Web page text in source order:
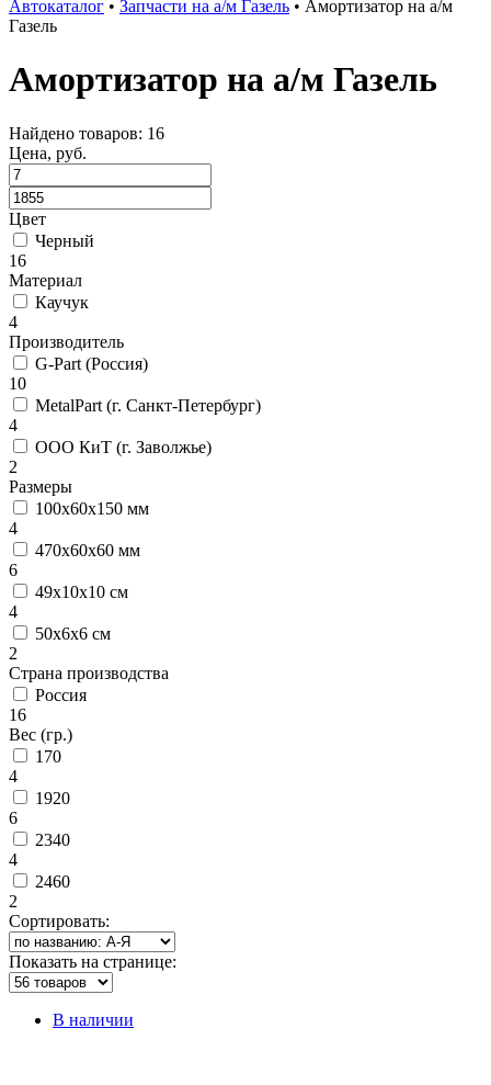
Автокаталог • Запчасти на а/м Газель • Амортизатор на а/м
Газель
Амортизатор на а/м Газель
Найдено товаров: 16
Цена, руб.
Цвет
Черный
16
Материал
Каучук
4
Производитель
G-Part (Россия)
10
MetalPart (г. Санкт-Петербург)
4
ООО КиТ (г. Заволжье)
2
Размеры
100х60х150 мм
4
470х60х60 мм
6
49х10х10 см
4
50х6х6 см
2
Страна производства
Россия
16
Вес (гр.)
170
4
1920
6
2340
4
2460
2
Сортировать:
Показать на странице:
В наличии